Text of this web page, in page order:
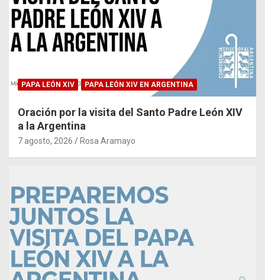
PAPA LEÓN XIV PAPA LEÓN XIV EN ARGENTINA
Oración por la visita del Santo Padre León XIV
a la Argentina
7 agosto, 2026 Rosa Aramayo